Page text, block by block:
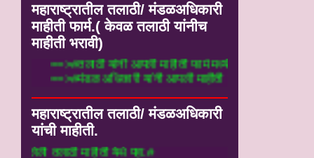
महाराष्ट्रातील तलाठी/ मंडळअधिकारी
माहीती फार्म.( केवळ तलाठी यांनीच
माहीती भरावी)
==>#तलाठी यांनी आपली माहीती फार्म मध्ये
==>#मंडळ अधिकारी यांनी आपली माहीती
महाराष्ट्रातील तलाठी/ मंडळअधिकारी
यांची माहीती.
येथे पहा.#